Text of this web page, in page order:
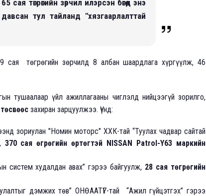
төгрөгийн зөрчил илэрсэн бөгөөд энэ
тул тайланд "хязгаарлалттай
сая төгрөгийн зөрчилд 8 албан шаардлага хүргүүлж, 46
тушаалаар үйл ажиллагааны чиглэлд нийцээгүй зорилго,
захиран зарцуулжээ. Үүнд:
зориулан "Номин моторс" ХХК-тай “Туулах чадвар сайтай
370 сая өгрөгийн өртөгтэй NISSAN Patrol-Y63 маркийн
систем худалдан авах” гэрээ байгуулж, 28 сая төгрөгийн
дэмжих төв” ОНӨААТҮГ-тай “Ажил гүйцэтгэх” гэрээ